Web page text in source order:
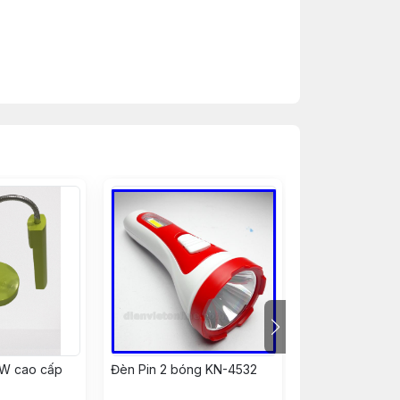
cao cấp
Đèn Pin 2 bóng KN-4532